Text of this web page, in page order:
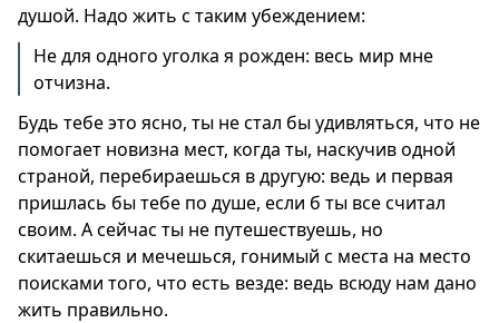
душой. Надо жить с таким убеждением:
Не для одного уголка я рожден: весь мир мне
отчизна.
Будь тебе это ясно, ты не стал бы удивляться, что не
помогает новизна мест, когда ты, наскучив одной
страной, перебираешься в другую: ведь и первая
пришлась бы тебе по душе, если б ты все считал
своим. А сейчас ты не путешествуешь, но
скитаешься и мечешься, гонимый с места на место
поисками того, что есть везде: ведь всюду нам дано
жить правильно.